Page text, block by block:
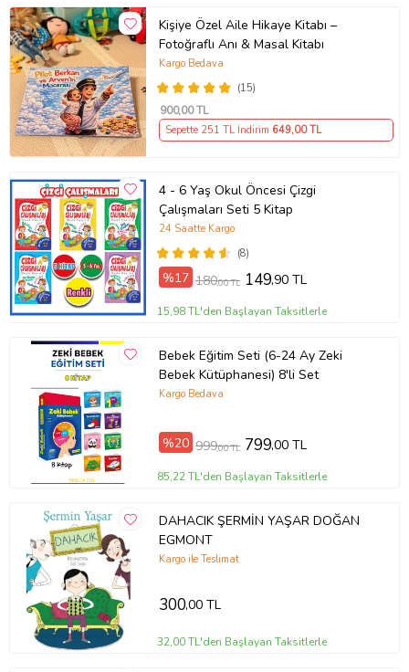
Kişiye Özel Aile Hikaye Kitabı –
Fotoğraflı Anı & Masal Kitabı
(15)
Kargo Bedava
900,00 TL
Sepette 251 TL İndirim 649,00 TL
4 - 6 Yaş Okul Öncesi Çizgi
Çalışmaları Seti 5 Kitap
(8)
24 Saatte Kargo
%17 180,00 TL 149,90 TL
15,98 TL'den Başlayan Taksitlerle
Bebek Eğitim Seti (6-24 Ay Zeki
Bebek Kütüphanesi) 8'li Set
Kargo Bedava
%20 999,00 TL 799,00 TL
85,22 TL'den Başlayan Taksitlerle
DAHACIK ŞERMİN YAŞAR DOĞAN
EGMONT
Kargo ile Teslimat
300,00 TL
32,00 TL'den Başlayan Taksitlerle